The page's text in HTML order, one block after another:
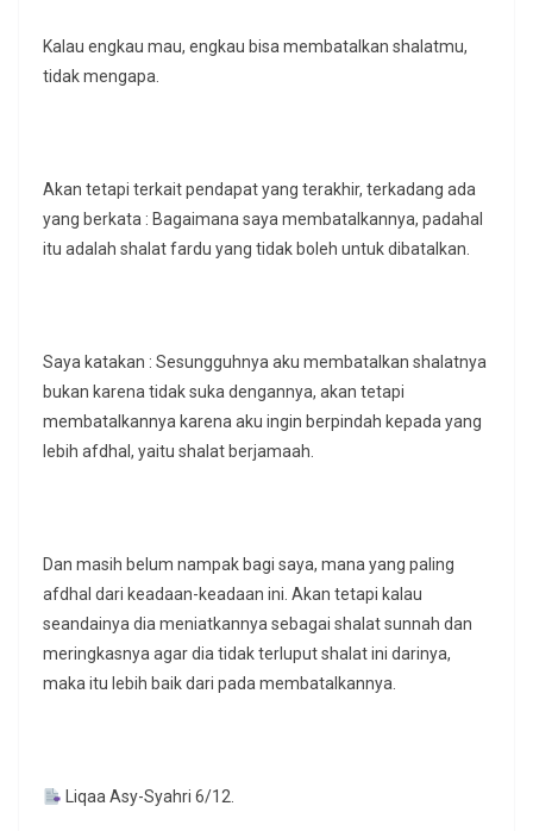
Kalau engkau mau, engkau bisa membatalkan shalatmu,
tidak mengapa.
Akan tetapi terkait pendapat yang terakhir, terkadang ada
yang berkata : Bagaimana saya membatalkannya, padahal
itu adalah shalat fardu yang tidak boleh untuk dibatalkan.
Saya katakan : Sesungguhnya aku membatalkan shalatnya
bukan karena tidak suka dengannya, akan tetapi
membatalkannya karena aku ingin berpindah kepada yang
lebih afdhal, yaitu shalat berjamaah.
Dan masih belum nampak bagi saya, mana yang paling
afdhal dari keadaan-keadaan ini. Akan tetapi kalau
seandainya dia meniatkannya sebagai shalat sunnah dan
meringkasnya agar dia tidak terluput shalat ini darinya,
maka itu lebih baik dari pada membatalkannya.
Liqaa Asy-Syahri 6/12.